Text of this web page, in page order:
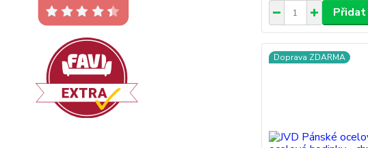
Přidat
Doprava ZDARMA